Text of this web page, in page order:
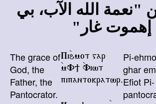
"نعمة الله الآب، بي
إهموت غار"
The grace of
God, the
Father, the
Pantocrator.
Pi`hmot gar
`mV] `Viwt
pipantokratwr.
Pi-
ghar
Efiot Pi-